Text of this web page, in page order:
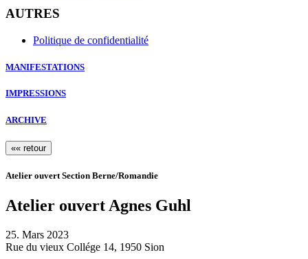
AUTRES
Politique de confidentialité
MANIFESTATIONS
IMPRESSIONS
ARCHIVE
«« retour
Atelier ouvert Section Berne/Romandie
Atelier ouvert Agnes Guhl
25. Mars 2023
Rue du vieux Collége 14, 1950 Sion